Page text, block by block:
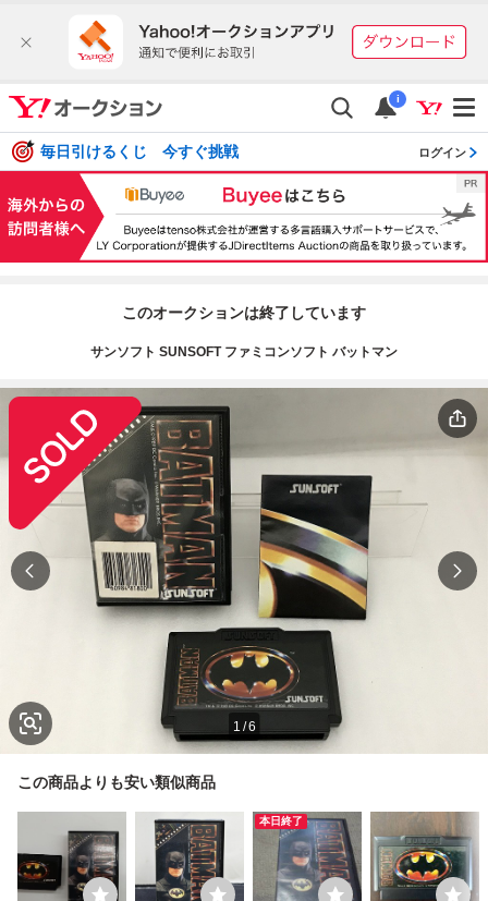
i
毎日引けるくじ 今すぐ挑戦 ログイン
このオークションは終了しています
サンソフト SUNSOFT ファミコンソフト バットマン
1 /6
この商品よりも安い類似商品
本日終了